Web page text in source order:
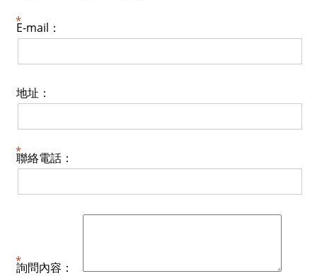
E-mail：
地址：
聯絡電話：
詢問內容：